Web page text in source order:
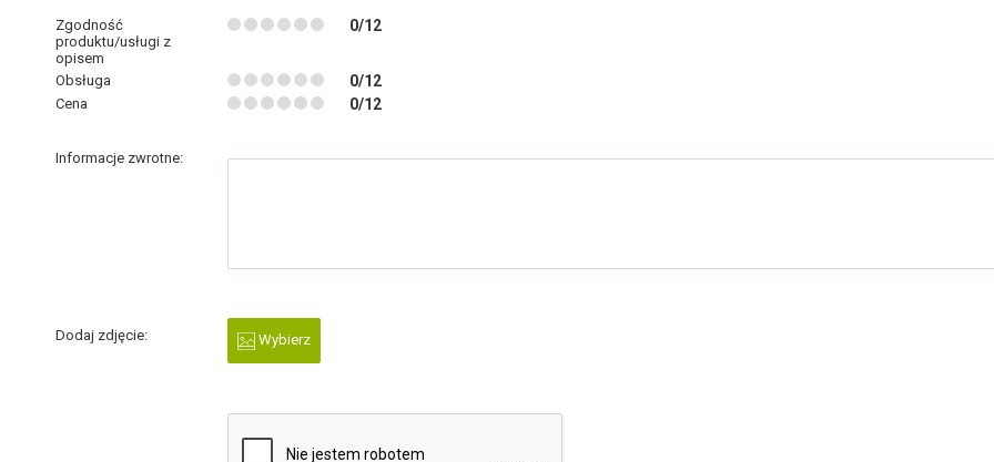
Zgodność
produktu/usługi z
opisem
0/12
Obsługa 0/12
Cena 0/12
Informacje zwrotne:
Dodaj zdjęcie: Wybierz